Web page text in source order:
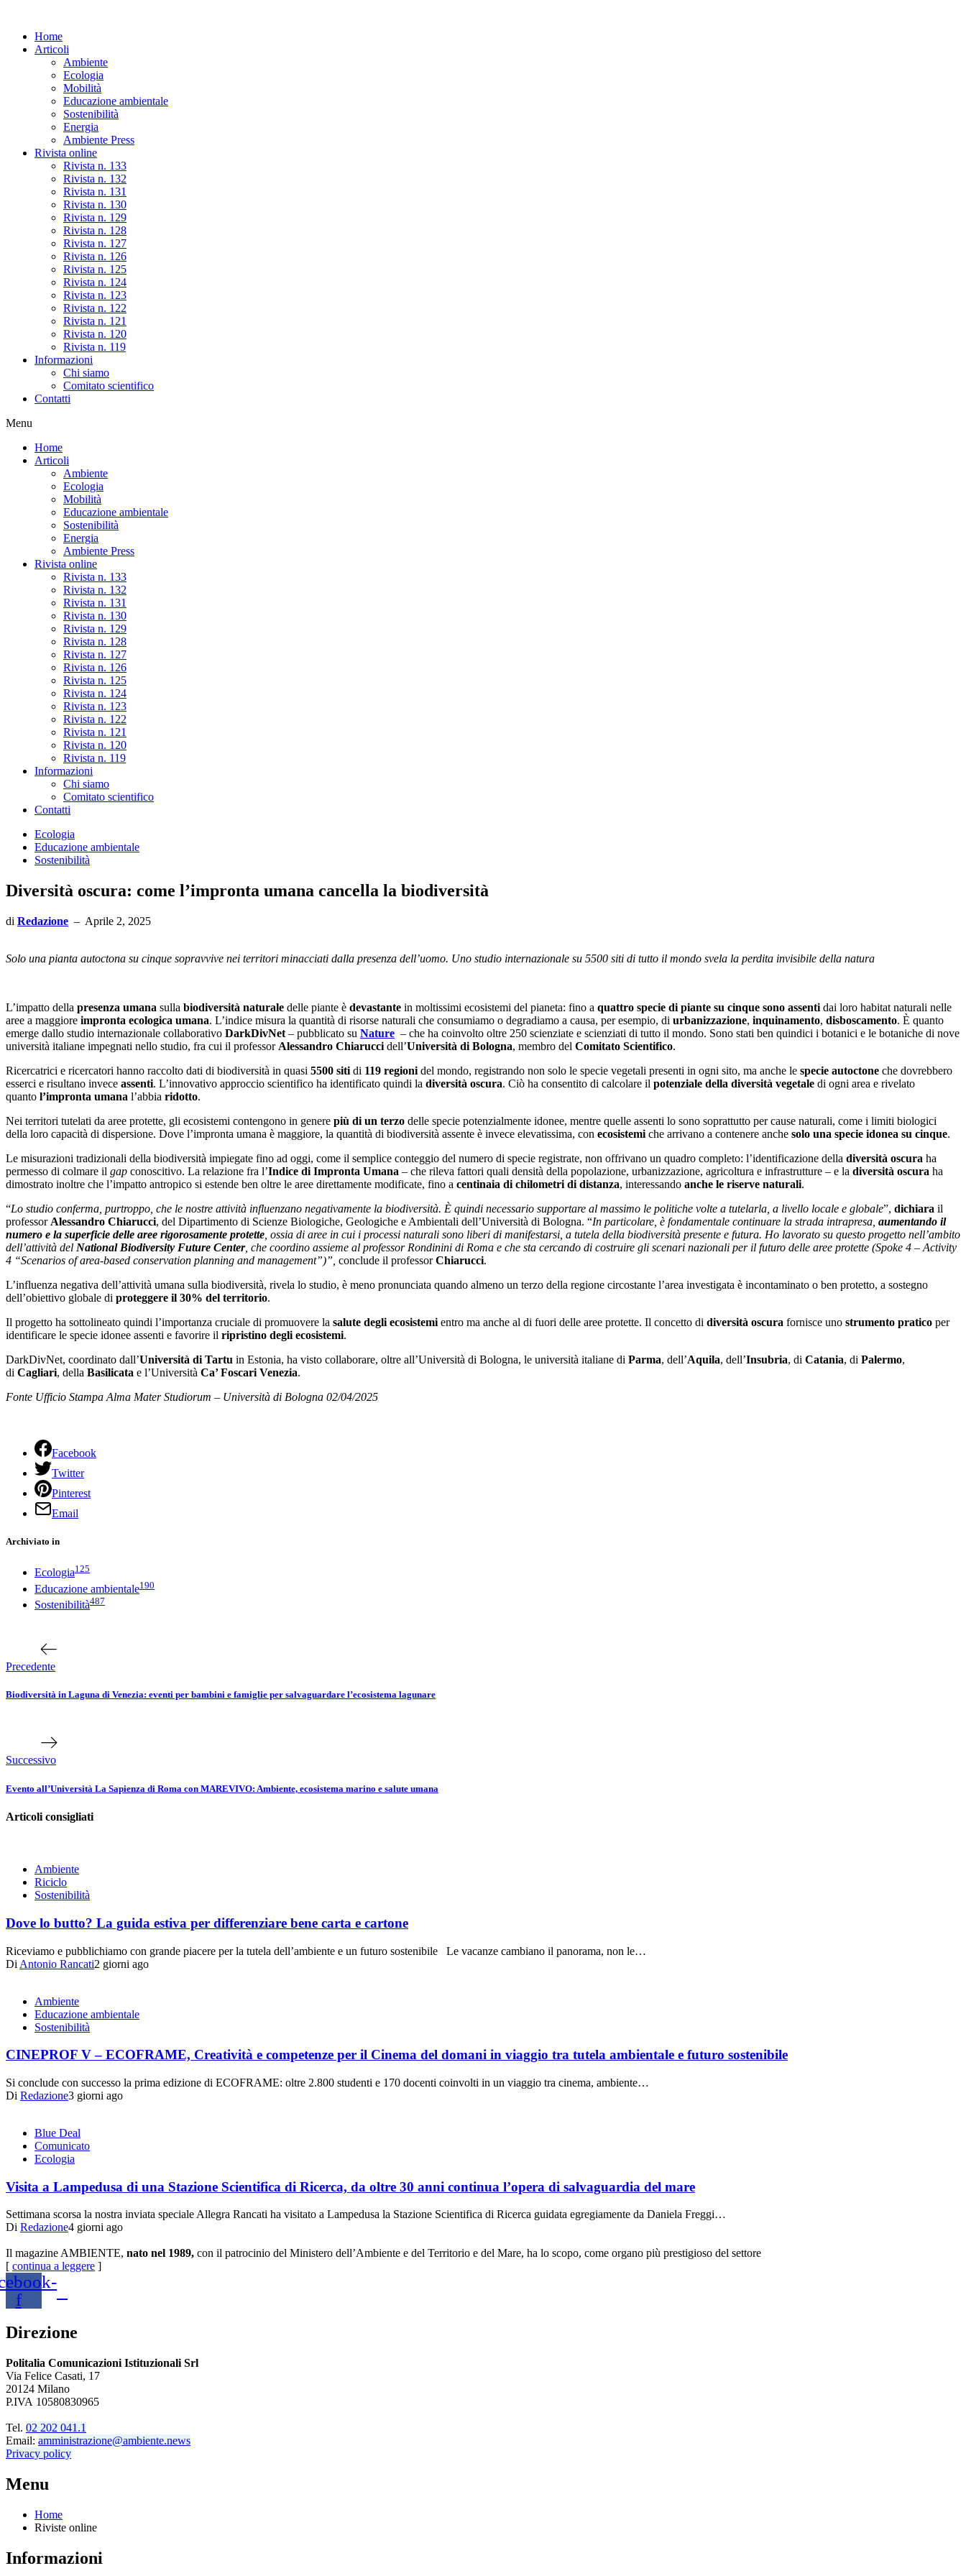
content
Home
Articoli
Ambiente
Ecologia
Mobilità
Educazione ambientale
Sostenibilità
Energia
Ambiente Press
Rivista online
Rivista n. 133
Rivista n. 132
Rivista n. 131
Rivista n. 130
Rivista n. 129
Rivista n. 128
Rivista n. 127
Rivista n. 126
Rivista n. 125
Rivista n. 124
Rivista n. 123
Rivista n. 122
Rivista n. 121
Rivista n. 120
Rivista n. 119
Informazioni
Chi siamo
Comitato scientifico
Contatti
Menu
Home
Articoli
Ambiente
Ecologia
Mobilità
Educazione ambientale
Sostenibilità
Energia
Ambiente Press
Rivista online
Rivista n. 133
Rivista n. 132
Rivista n. 131
Rivista n. 130
Rivista n. 129
Rivista n. 128
Rivista n. 127
Rivista n. 126
Rivista n. 125
Rivista n. 124
Rivista n. 123
Rivista n. 122
Rivista n. 121
Rivista n. 120
Rivista n. 119
Informazioni
Chi siamo
Comitato scientifico
Contatti
Ecologia
Educazione ambientale
Sostenibilità
Diversità oscura: come l’impronta umana cancella la biodiversità
di Redazione – Aprile 2, 2025
Solo una pianta autoctona su cinque sopravvive nei territori minacciati dalla presenza dell’uomo. Uno studio internazionale su 5500 siti di tutto il mondo svela la perdita invisibile della natura
L’impatto della presenza umana sulla biodiversità naturale delle piante è devastante in moltissimi ecosistemi del pianeta: fino a quattro specie di piante su cinque sono assenti dai loro habitat naturali nelle
aree a maggiore impronta ecologica umana. L’indice misura la quantità di risorse naturali che consumiamo o degradiamo a causa, per esempio, di urbanizzazione, inquinamento, disboscamento. È quanto
emerge dallo studio internazionale collaborativo DarkDivNet – pubblicato su Nature – che ha coinvolto oltre 250 scienziate e scienziati di tutto il mondo. Sono stati ben quindici i botanici e le botaniche di nove
università italiane impegnati nello studio, fra cui il professor Alessandro Chiarucci dell’Università di Bologna, membro del Comitato Scientifico.
Ricercatrici e ricercatori hanno raccolto dati di biodiversità in quasi 5500 siti di 119 regioni del mondo, registrando non solo le specie vegetali presenti in ogni sito, ma anche le specie autoctone che dovrebbero
esserci e risultano invece assenti. L’innovativo approccio scientifico ha identificato quindi la diversità oscura. Ciò ha consentito di calcolare il potenziale della diversità vegetale di ogni area e rivelato
quanto l’impronta umana l’abbia ridotto.
Nei territori tutelati da aree protette, gli ecosistemi contengono in genere più di un terzo delle specie potenzialmente idonee, mentre quelle assenti lo sono soprattutto per cause naturali, come i limiti biologici
della loro capacità di dispersione. Dove l’impronta umana è maggiore, la quantità di biodiversità assente è invece elevatissima, con ecosistemi che arrivano a contenere anche solo una specie idonea su cinque.
Le misurazioni tradizionali della biodiversità impiegate fino ad oggi, come il semplice conteggio del numero di specie registrate, non offrivano un quadro completo: l’identificazione della diversità oscura ha
permesso di colmare il gap conoscitivo. La relazione fra l’Indice di Impronta Umana – che rileva fattori quali densità della popolazione, urbanizzazione, agricoltura e infrastrutture – e la diversità oscura ha
dimostrato inoltre che l’impatto antropico si estende ben oltre le aree direttamente modificate, fino a centinaia di chilometri di distanza, interessando anche le riserve naturali.
“Lo studio conferma, purtroppo, che le nostre attività influenzano negativamente la biodiversità. È quindi necessario supportare al massimo le politiche volte a tutelarla, a livello locale e globale”, dichiara il
professor Alessandro Chiarucci, del Dipartimento di Scienze Biologiche, Geologiche e Ambientali dell’Università di Bologna. “In particolare, è fondamentale continuare la strada intrapresa, aumentando il
numero e la superficie delle aree rigorosamente protette , ossia di aree in cui i processi naturali sono liberi di manifestarsi, a tutela della biodiversità presente e futura. Ho lavorato su questo progetto nell’ambito
dell’attività del National Biodiversity Future Center, che coordino assieme al professor Rondinini di Roma e che sta cercando di costruire gli scenari nazionali per il futuro delle aree protette (Spoke 4 – Activity
4 “Scenarios of area-based conservation planning and management”)”, conclude il professorChiarucci.
L’influenza negativa dell’attività umana sulla biodiversità, rivela lo studio, è meno pronunciata quando almeno un terzo della regione circostante l’area investigata è incontaminato o ben protetto, a sostegno
dell’obiettivo globale di proteggere il 30% del territorio.
Il progetto ha sottolineato quindi l’importanza cruciale di promuovere la salute degli ecosistemi entro ma anche al di fuori delle aree protette. Il concetto di diversità oscura fornisce uno strumento pratico per
identificare le specie idonee assenti e favorire il ripristino degli ecosistemi.
DarkDivNet, coordinato dall’Università di Tartu in Estonia, ha visto collaborare, oltre all’Università di Bologna, le università italiane di Parma, dell’Aquila, dell’Insubria, di Catania, di Palermo,
di Cagliari, della Basilicata e l’Università Ca’ Foscari Venezia.
Fonte Ufficio Stampa Alma Mater Studiorum – Università di Bologna 02/04/2025
Facebook
Twitter
Pinterest
Email
Archiviato in
Ecologia125
Educazione ambientale190
Sostenibilità487
articoli
Precedente
Biodiversità in Laguna di Venezia: eventi per bambini e famiglie per salvaguardare l’ecosistema lagunare
Successivo
Evento all’Università La Sapienza di Roma con MAREVIVO: Ambiente, ecosistema marino e salute umana
Articoli consigliati
Ambiente
Riciclo
Sostenibilità
Dove lo butto? La guida estiva per differenziare bene carta e cartone
Riceviamo e pubblichiamo con grande piacere per la tutela dell’ambiente e un futuro sostenibile Le vacanze cambiano il panorama, non le…
Di Antonio Rancati2 giorni ago
Ambiente
Educazione ambientale
Sostenibilità
CINEPROF V – ECOFRAME, Creatività e competenze per il Cinema del domani in viaggio tra tutela ambientale e futuro sostenibile
Si conclude con successo la prima edizione di ECOFRAME: oltre 2.800 studenti e 170 docenti coinvolti in un viaggio tra cinema, ambiente…
Di Redazione3 giorni ago
Blue Deal
Comunicato
Ecologia
Visita a Lampedusa di una Stazione Scientifica di Ricerca, da oltre 30 anni continua l’opera di salvaguardia del mare
Settimana scorsa la nostra inviata speciale Allegra Rancati ha visitato a Lampedusa la Stazione Scientifica di Ricerca guidata egregiamente da Daniela Freggi…
Di Redazione4 giorni ago
Il magazine AMBIENTE, nato nel 1989, con il patrocinio del Ministero dell’Ambiente e del Territorio e del Mare, ha lo scopo, come organo più prestigioso del settore
[ continua a leggere ]
f
Direzione
Politalia Comunicazioni Istituzionali Srl
Via Felice Casati, 17
20124 Milano
P.IVA 10580830965
Tel. 02 202 041.1
Email: amministrazione@ambiente.news
Privacy policy
Menu
Home
Riviste online
Informazioni